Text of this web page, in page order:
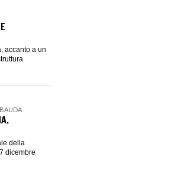
accanto a un
della
dicembre